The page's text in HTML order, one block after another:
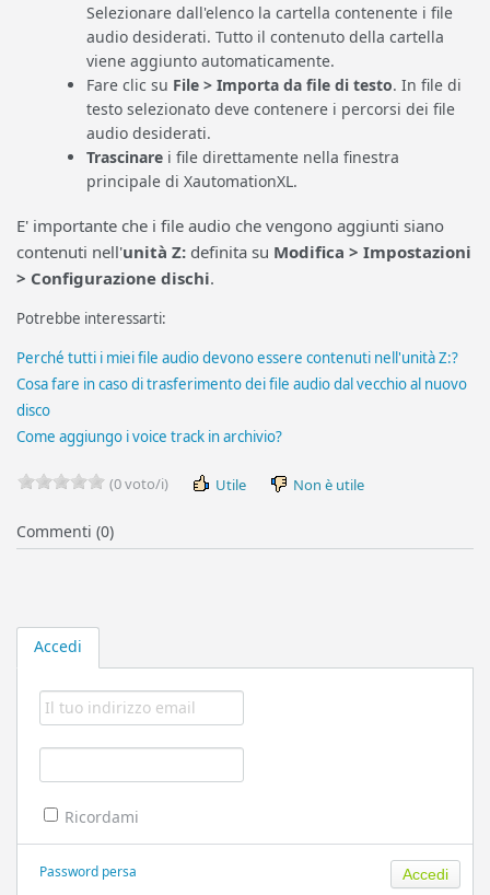
Accedi
Ricordami
Password persa
Selezionare dall'elenco la cartella contenente i file
audio desiderati. Tutto il contenuto della cartella
viene aggiunto automaticamente.
Fare clic su File > Importa da file di testo. In file di
testo selezionato deve contenere i percorsi dei file
audio desiderati.
Trascinare i file direttamente nella finestra
principale di XautomationXL.
E' importante che i file audio che vengono aggiunti siano
contenuti nell'unità Z: definita su Modifica > Impostazioni
> Configurazione dischi.
Potrebbe interessarti:
Perché tutti i miei file audio devono essere contenuti nell'unità Z:?
Cosa fare in caso di trasferimento dei file audio dal vecchio al nuovo
disco
Come aggiungo i voice track in archivio?
(0 voto/i) Utile Non è utile
Commenti (0)